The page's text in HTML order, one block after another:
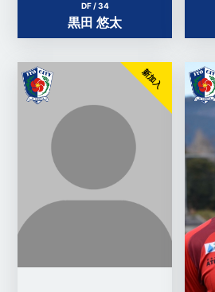
DF / 34
黒田 悠太
新加入